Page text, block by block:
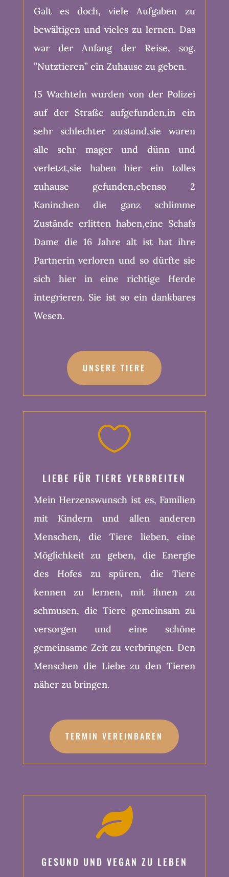
Galt es doch, viele Aufgaben zu
bewältigen und vieles zu lernen. Das
war der Anfang der Reise, sog.
”Nutztieren” ein Zuhause zu geben.
15 Wachteln wurden von der Polizei
auf der Straße aufgefunden,in ein
sehr schlechter zustand,sie waren
alle sehr mager und dünn und
verletzt,sie haben hier ein tolles
zuhause gefunden,ebenso 2
Kaninchen die ganz schlimme
Zustände erlitten haben,eine Schafs
Dame die 16 Jahre alt ist hat ihre
Partnerin verloren und so dürfte sie
sich hier in eine richtige Herde
integrieren. Sie ist so ein dankbares
Wesen.
UNSERE TIERE

LIEBE FÜR TIERE VERBREITEN
Mein Herzenswunsch ist es, Familien
mit Kindern und allen anderen
Menschen, die Tiere lieben, eine
Möglichkeit zu geben, die Energie
des Hofes zu spüren, die Tiere
kennen zu lernen, mit ihnen zu
schmusen, die Tiere gemeinsam zu
versorgen und eine schöne
gemeinsame Zeit zu verbringen. Den
Menschen die Liebe zu den Tieren
näher zu bringen.
TERMIN VEREINBAREN

GESUND UND VEGAN ZU LEBEN